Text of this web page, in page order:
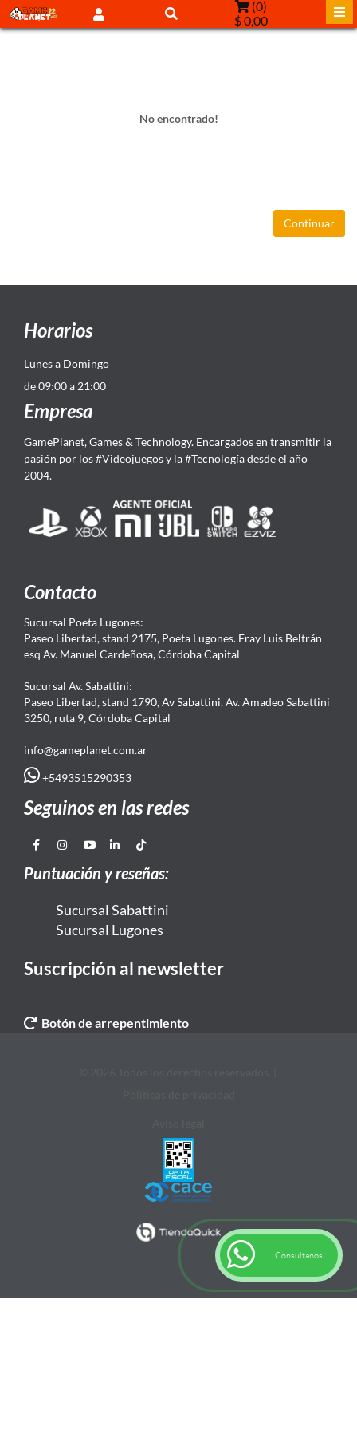
(0)
$ 0,00
No encontrado!
Continuar
Horarios
Lunes a Domingo
de 09:00 a 21:00
Empresa
GamePlanet, Games & Technology. Encargados en transmitir la
pasión por los #Videojuegos y la #Tecnología desde el año
2004.
Contacto
Sucursal Poeta Lugones:
Paseo Libertad, stand 2175, Poeta Lugones. Fray Luis Beltrán
esq Av. Manuel Cardeñosa, Córdoba Capital
Sucursal Av. Sabattini:
Paseo Libertad, stand 1790, Av Sabattini. Av. Amadeo Sabattini
3250, ruta 9, Córdoba Capital
info@gameplanet.com.ar
+5493515290353
Seguinos en las redes
Puntuación y reseñas:
Sucursal Sabattini
Sucursal Lugones
Suscripción al newsletter
Botón de arrepentimiento
¡Consultanos!